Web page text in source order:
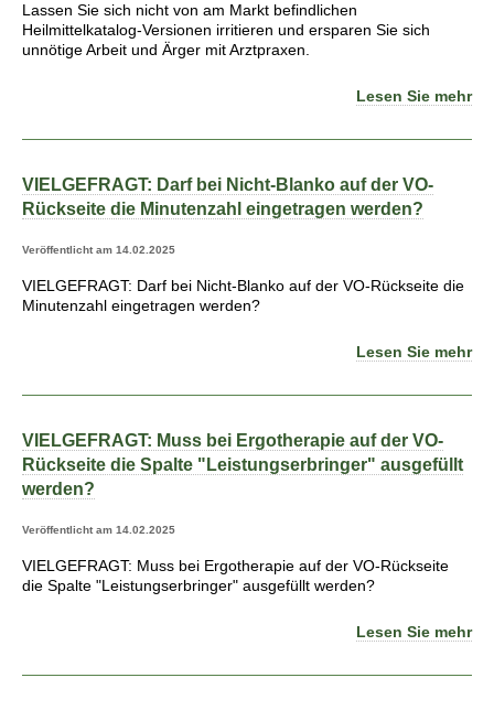
Lassen Sie sich nicht von am Markt befindlichen
Heilmittelkatalog-Versionen irritieren und ersparen Sie sich
unnötige Arbeit und Ärger mit Arztpraxen.
Lesen Sie mehr
VIELGEFRAGT: Darf bei Nicht-Blanko auf der VO-
Rückseite die Minutenzahl eingetragen werden?
Veröffentlicht am 14.02.2025
VIELGEFRAGT: Darf bei Nicht-Blanko auf der VO-Rückseite die
Minutenzahl eingetragen werden?
Lesen Sie mehr
VIELGEFRAGT: Muss bei Ergotherapie auf der VO-
Rückseite die Spalte "Leistungserbringer" ausgefüllt
werden?
Veröffentlicht am 14.02.2025
VIELGEFRAGT: Muss bei Ergotherapie auf der VO-Rückseite
die Spalte "Leistungserbringer" ausgefüllt werden?
Lesen Sie mehr